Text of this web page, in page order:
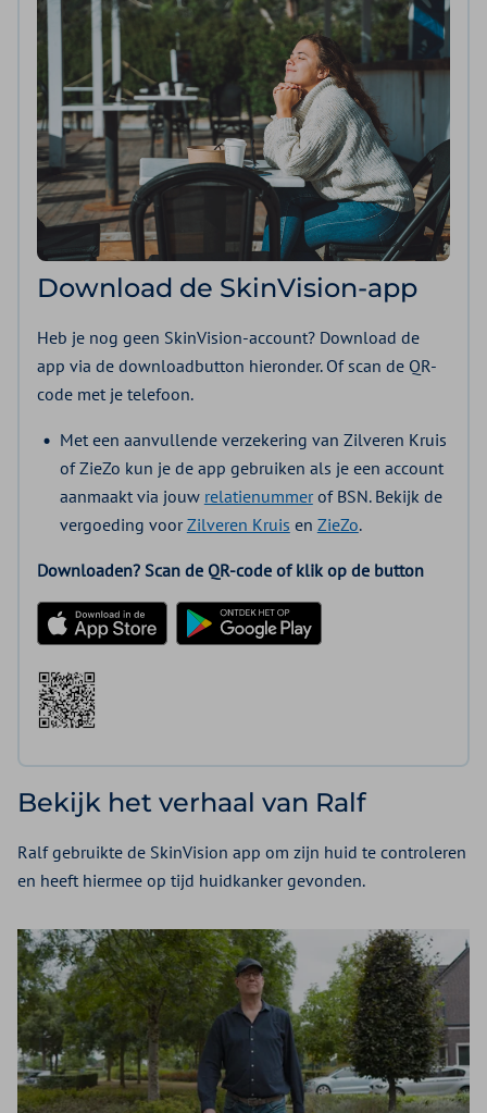
Download de SkinVision-app
Heb je nog geen SkinVision-account? Download de
app via de downloadbutton hieronder. Of scan de QR-
code met je telefoon.
Met een aanvullende verzekering van Zilveren Kruis
of ZieZo kun je de app gebruiken als je een account
aanmaakt via jouw relatienummerof BSN. Bekijk de
vergoeding voorZilveren Kruis en ZieZo.
Downloaden? Scan de QR-code of klik op de button
Download in de App StoreOntdek het op Google Play
Bekijk het verhaal van Ralf
Ralf gebruikte de SkinVision app om zijn huid te controleren
en heeft hiermee op tijd huidkanker gevonden.